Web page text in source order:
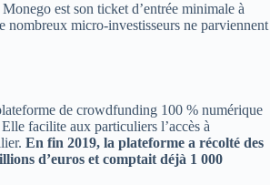
est son ticket d’entrée minimale à
nombreux micro-investisseurs ne parviennent
de crowdfunding 100 % numérique
facilite aux particuliers l’accès à
En fin 2019, la plateforme a récolté des
d’euros et comptait déjà 1 000